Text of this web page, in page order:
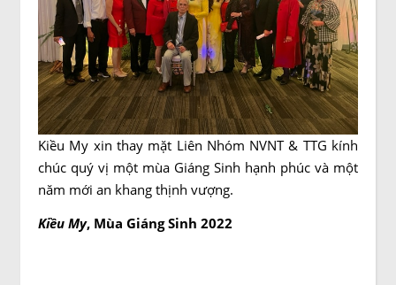
Kiều My xin thay mặt Liên Nhóm NVNT & TTG kính
chúc quý vị một mùa Giáng Sinh hạnh phúc và một
năm mới an khang thịnh vượng.
Kiều My, Mùa Giáng Sinh 2022